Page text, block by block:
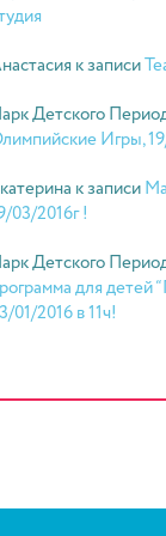
к записи
Детского
Игры,
к записи
03/2016г !
Детского
для детей
01/2016 в 11ч!